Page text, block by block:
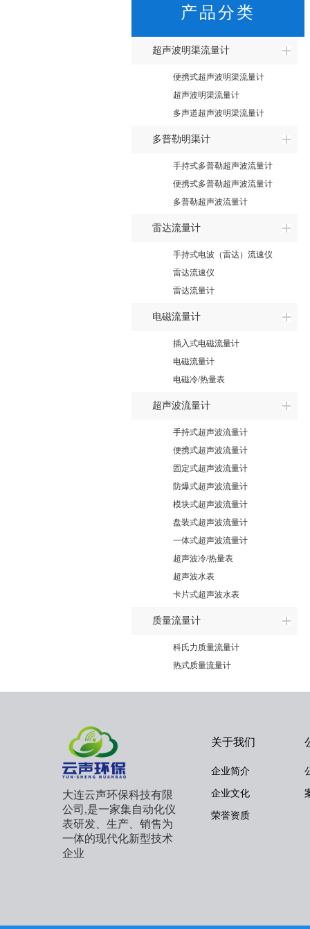
产品分类
超声波明渠流量计
便携式超声波明渠流量计
超声波明渠流量计
多声道超声波明渠流量计
多普勒明渠计
手持式多普勒超声波流量计
便携式多普勒超声波流量计
多普勒超声波流量计
雷达流量计
手持式电波（雷达）流速仪
雷达流速仪
雷达流量计
电磁流量计
插入式电磁流量计
电磁流量计
电磁冷/热量表
超声波流量计
手持式超声波流量计
便携式超声波流量计
固定式超声波流量计
防爆式超声波流量计
模块式超声波流量计
盘装式超声波流量计
一体式超声波流量计
超声波冷/热量表
超声波水表
卡片式超声波水表
质量流量计
科氏力质量流量计
热式质量流量计
大连云声环保科技有限
公司,是一家集自动化仪
表研发、生产、销售为
一体的现代化新型技术
企业
关于我们
企业简介
企业文化
荣誉资质